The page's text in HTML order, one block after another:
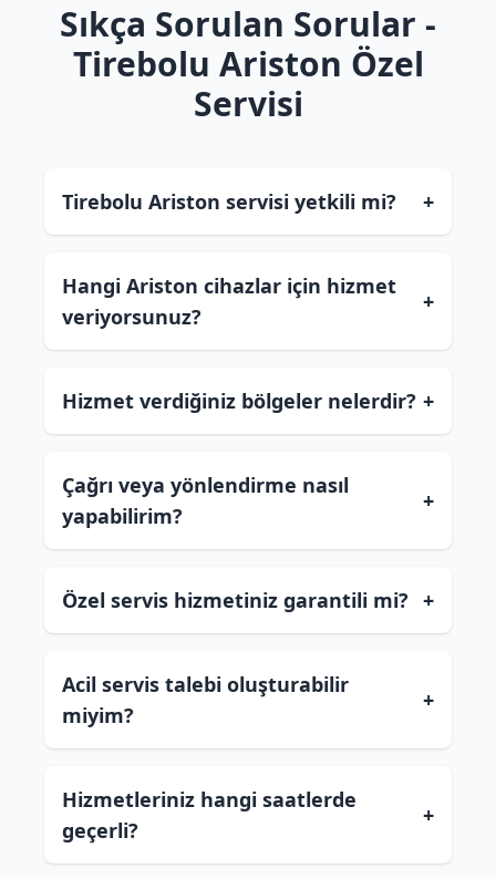
Sıkça Sorulan Sorular -
Tirebolu Ariston Özel
Servisi
Tirebolu Ariston servisi yetkili mi? +
Hangi Ariston cihazlar için hizmet
veriyorsunuz?
+
Hizmet verdiğiniz bölgeler nelerdir? +
Çağrı veya yönlendirme nasıl
yapabilirim?
+
Özel servis hizmetiniz garantili mi? +
Acil servis talebi oluşturabilir
miyim?
+
Hizmetleriniz hangi saatlerde
geçerli?
+